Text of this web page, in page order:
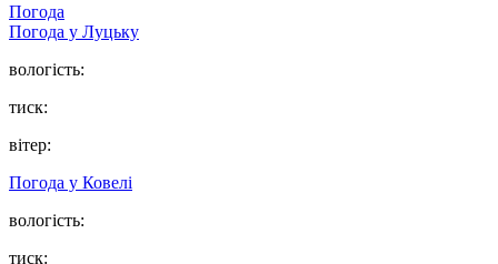
Погода
Погода у Луцьку
вологість:
тиск:
вітер:
Погода у Ковелі
вологість:
тиск: